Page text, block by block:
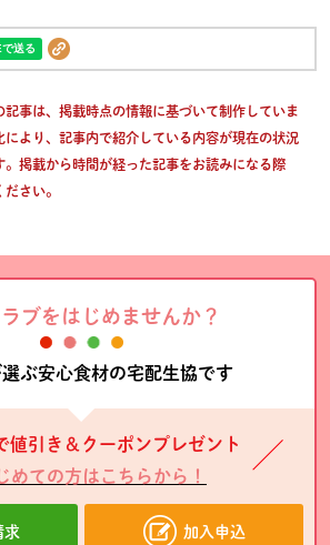
記事は、掲載時点の情報に基づいて制作していま
より、記事内で紹介している内容が現在の状況
。掲載から時間が経った記事をお読みになる際
さい。
ブをはじめませんか？
ぶ安心食材の宅配生協です
値引き＆クーポンプレゼント
めての方はこちらから！
求 加入申込